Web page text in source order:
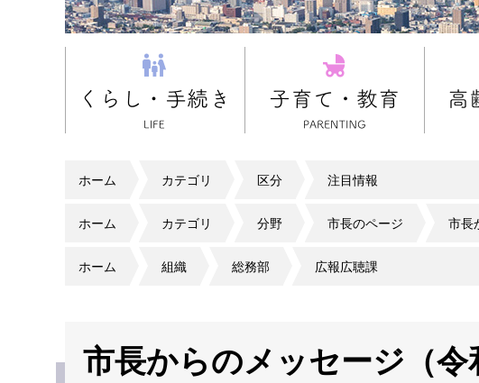
ホーム カテゴリ 区分 注目情報
ホーム カテゴリ 分野 市長のページ 市長
ホーム 組織 総務部 広報広聴課
市長からのメッセージ（令